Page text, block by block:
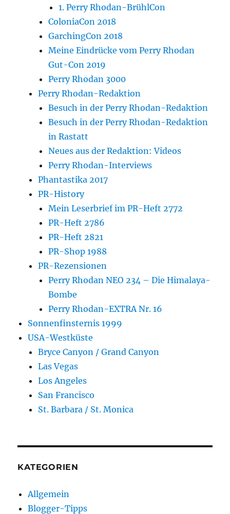
1. Perry Rhodan-BrühlCon
ColoniaCon 2018
GarchingCon 2018
Meine Eindrücke vom Perry Rhodan
Gut-Con 2019
Perry Rhodan 3000
Perry Rhodan-Redaktion
Besuch in der Perry Rhodan-Redaktion
Besuch in der Perry Rhodan-Redaktion
in Rastatt
Neues aus der Redaktion: Videos
Perry Rhodan-Interviews
Phantastika 2017
PR-History
Mein Leserbrief im PR-Heft 2772
PR-Heft 2786
PR-Heft 2821
PR-Shop 1988
PR-Rezensionen
Perry Rhodan NEO 234 – Die Himalaya-
Bombe
Perry Rhodan-EXTRA Nr. 16
Sonnenfinsternis 1999
USA-Westküste
Bryce Canyon / Grand Canyon
Las Vegas
Los Angeles
San Francisco
St. Barbara / St. Monica
KATEGORIEN
Allgemein
Blogger-Tipps